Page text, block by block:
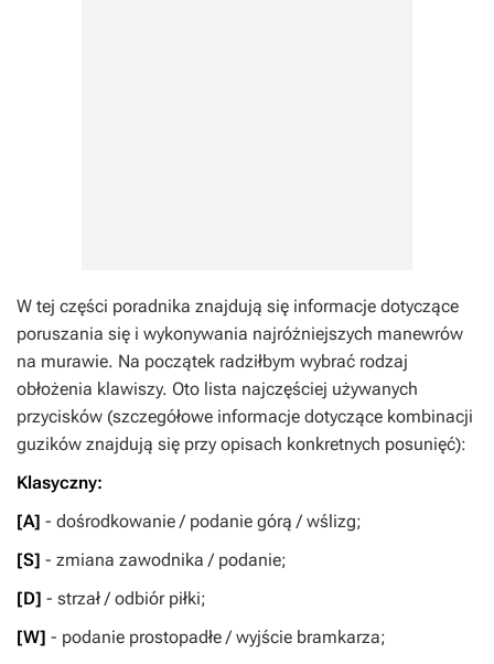
W tej części poradnika znajdują się informacje dotyczące
poruszania się i wykonywania najróżniejszych manewrów
na murawie. Na początek radziłbym wybrać rodzaj
obłożenia klawiszy. Oto lista najczęściej używanych
przycisków (szczegółowe informacje dotyczące kombinacji
guzików znajdują się przy opisach konkretnych posunięć):
Klasyczny:
[A] - dośrodkowanie / podanie górą / wślizg;
[S] - zmiana zawodnika / podanie;
[D] - strzał / odbiór piłki;
[W] - podanie prostopadłe / wyjście bramkarza;